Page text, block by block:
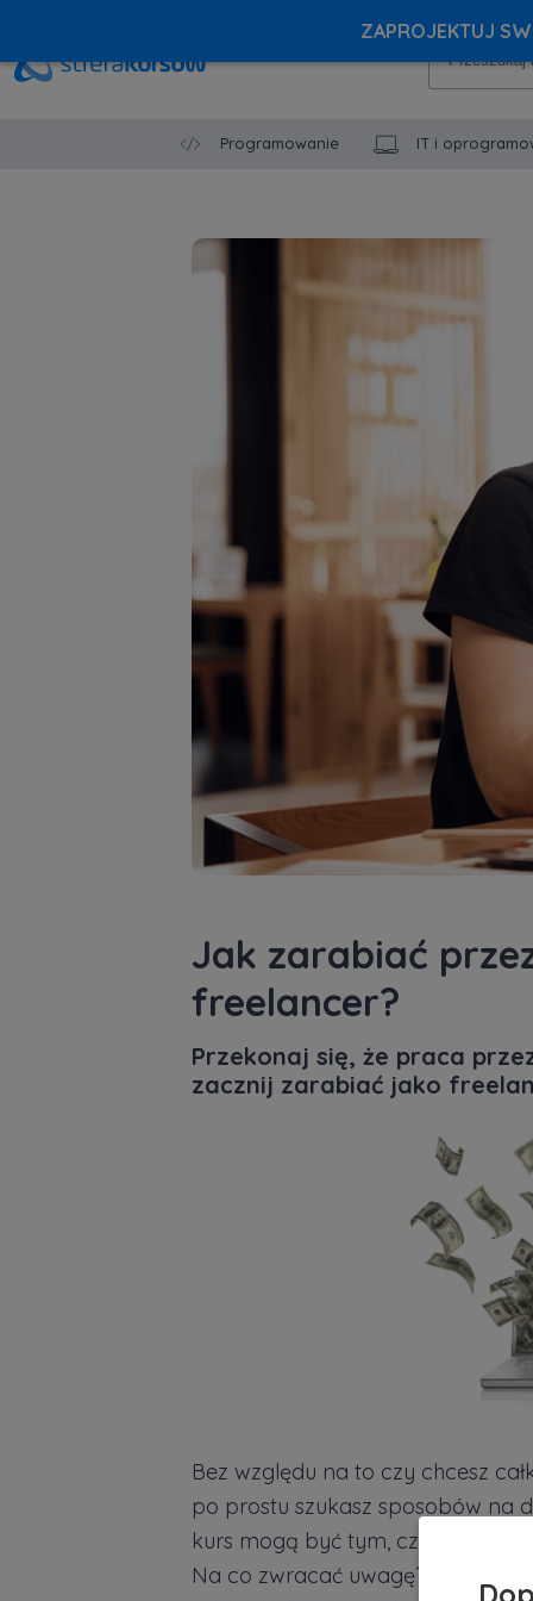
Programowanie IT i
Jak zarabiać
freelancer?
Przekonaj się, że praca
zacznij zarabiać jako
Bez względu na to czy chcesz
po prostu szukasz sposobów na
kurs mogą być tym, czego
Na co zwracać uwagę? W jaki
ZAPROJEKTUJ